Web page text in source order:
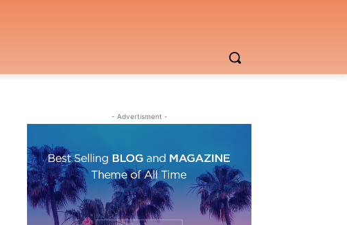
- Advertisment -